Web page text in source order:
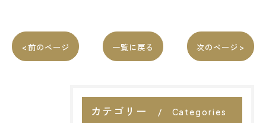
< 前のページ 一覧に戻る 次のページ >
カテゴリー Categories